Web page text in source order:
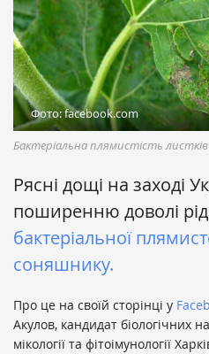
Фото: facebook.com
Бактеріальна плямистість
Рясні дощі на заході
поширенню доволі
бактеріальної
соняшнику.
Про це на своїй сторінці у
Акулов, кандидат біологічних
мікології та фітоімунології